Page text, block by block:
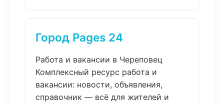
Город Pages 24
Работа и вакансии в Череповец
Комплексный ресурс работа и
вакансии: новости, объявления,
справочник — всё для жителей и